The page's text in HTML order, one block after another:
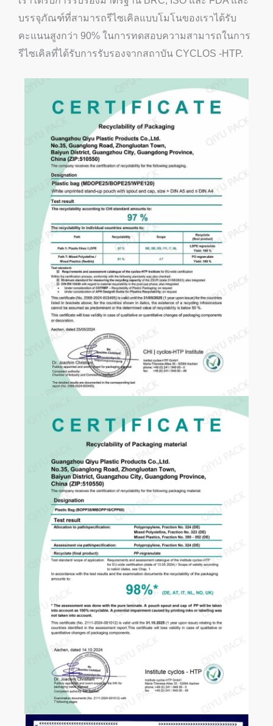
บรรจุภัณฑ์ที่สามารถรีไซเคิลแบบโมโนของเราได้รับ
คะแนนสูงกว่า 90% ในการทดสอบความสามารถในการ
รีไซเคิลที่ได้รับการรับรองจากสถาบัน CYCLOS -HTP.